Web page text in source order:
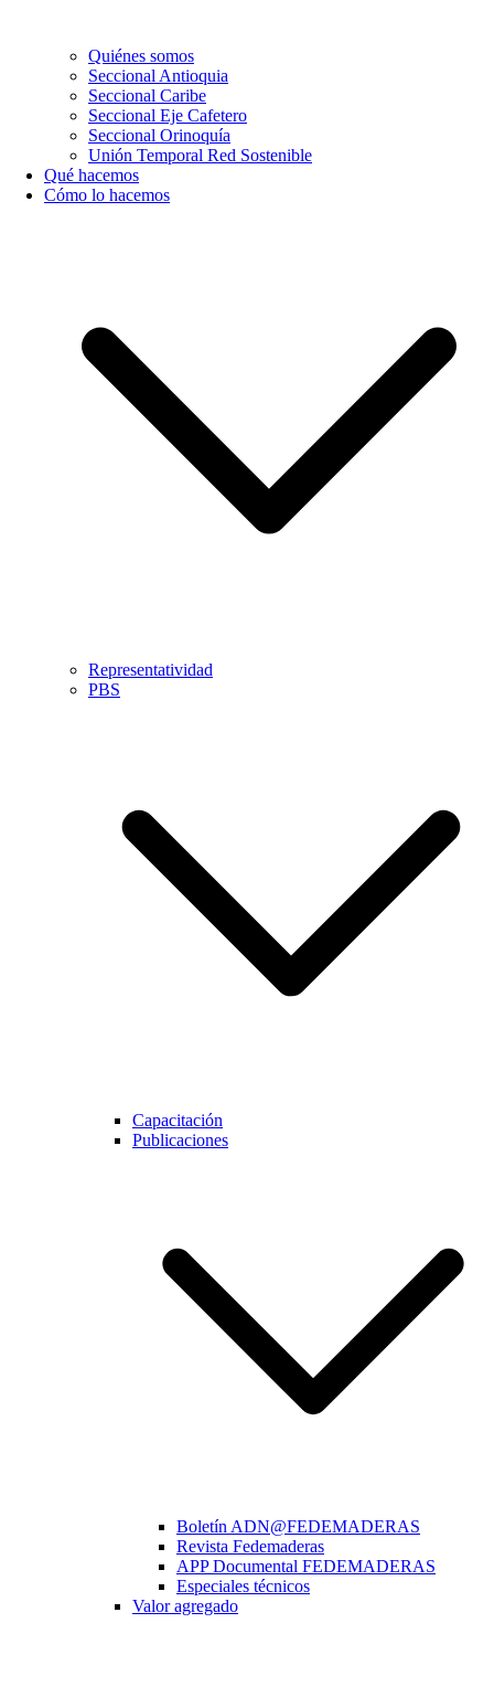
Quiénes somos
Seccional Antioquia
Seccional Caribe
Seccional Eje Cafetero
Seccional Orinoquía
Unión Temporal Red Sostenible
Qué hacemos
Cómo lo hacemos
Representatividad
PBS
Capacitación
Publicaciones
Boletín ADN@FEDEMADERAS
Revista Fedemaderas
APP Documental FEDEMADERAS
Especiales técnicos
Valor agregado